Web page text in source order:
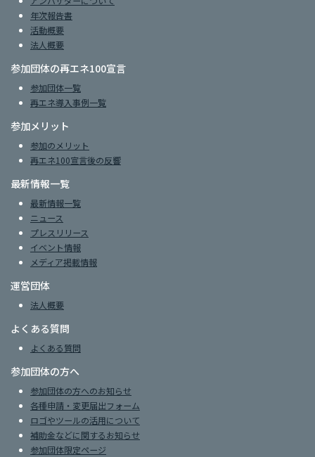
年次報告書
活動概要
法人概要
参加団体の再エネ100宣言
参加団体一覧
再エネ導入事例一覧
参加メリット
参加のメリット
再エネ100宣言後の反響
最新情報一覧
最新情報一覧
ニュース
プレスリリース
イベント情報
メディア掲載情報
運営団体
法人概要
よくある質問
よくある質問
参加団体の方へ
参加団体の方へのお知らせ
各種申請・変更届出フォーム
ロゴやツールの活用について
補助金などに関するお知らせ
参加団体限定ページ